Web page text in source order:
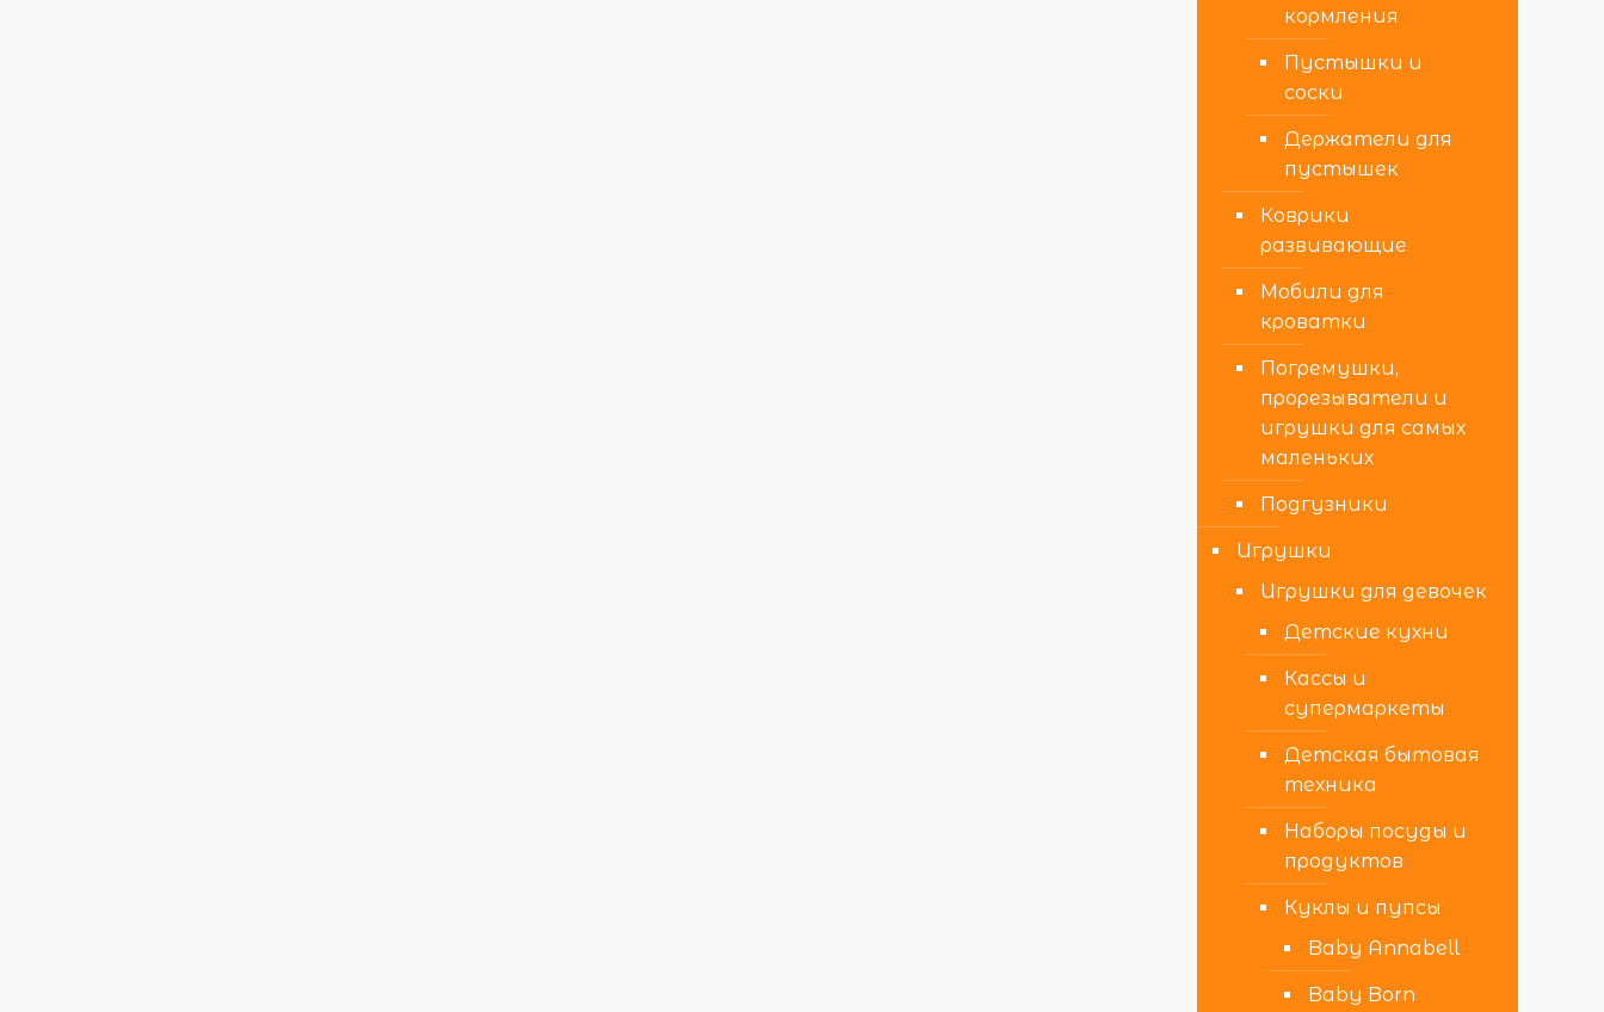
кормления
Пустышки и
соски
Держатели для
пустышек
Коврики
развивающие
Мобили для
кроватки
Погремушки,
прорезыватели и
игрушки для самых
маленьких
Подгузники
Игрушки
Игрушки для девочек
Детские кухни
Кассы и
супермаркеты
Детская бытовая
техника
Наборы посуды и
продуктов
Куклы и пупсы
Baby Annabell
Baby Born